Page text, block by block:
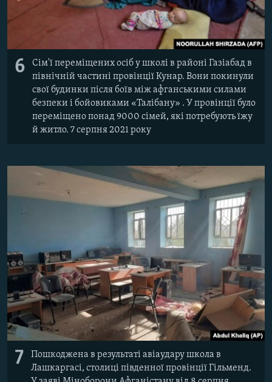
6
Сім'ї переміщених осіб у школі в районі Газіабад в
північній частині провінції Кунар. Вони покинули
свої будинки після боїв між афганськими силами
безпеки і бойовиками «Талібану» . У провінції було
переміщено понад 9000 сімей, які потребують їжу
й житло. 7 серпня 2021 року
7
Пошкоджена в результаті авіаудару школа в
Лашкаргасі, столиці південної провінції Гільменд.